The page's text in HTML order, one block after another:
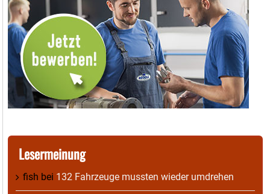
Lesermeinung
fish bei 132 Fahrzeuge mussten wieder umdrehen